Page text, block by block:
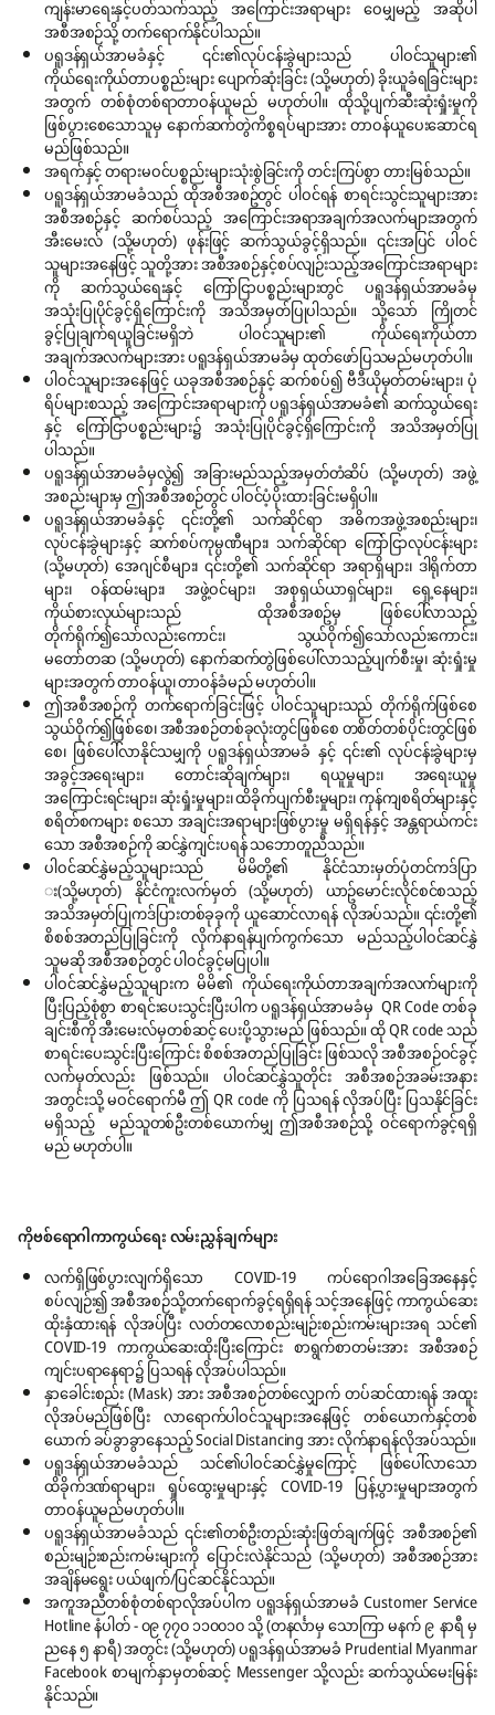
ကျန်းမာရေးနှင့်ပတ်သက်သည့် အကြောင်းအရာများ ဝေမျှမည့် အဆိုပါ
အစီအစဉ်သို့ တက်ရောက်နိုင်ပါသည်။
ပရူဒန်ရှယ်အာမခံနှင့် ၎င်း၏လုပ်ငန်းခွဲများသည် ပါဝင်သူများ၏
ကိုယ်ရေးကိုယ်တာပစ္စည်းများ ပျောက်ဆုံးခြင်း (သို့မဟုတ်) ခိုးယူခံရခြင်းများ
အတွက် တစ်စုံတစ်ရာတာဝန်ယူမည် မဟုတ်ပါ။ ထိုသို့ပျက်ဆီးဆုံးရှုံးမှုကို
ဖြစ်ပွားစေသောသူမှ နောက်ဆက်တွဲကိစ္စရပ်များအား တာဝန်ယူပေးဆောင်ရ
မည်ဖြစ်သည်။
အရက်နှင့် တရားမဝင်ပစ္စည်းများသုံးစွဲခြင်းကို တင်းကြပ်စွာ တားမြစ်သည်။
ပရူဒန်ရှယ်အာမခံသည် ထိုအစီအစဥ်တွင် ပါဝင်ရန် စာရင်းသွင်းသူများအား
အစီအစဉ်နှင့် ဆက်စပ်သည့် အကြောင်းအရာအချက်အလက်များအတွက်
အီးမေးလ် (သို့မဟုတ်) ဖုန်းဖြင့် ဆက်သွယ်ခွင့်ရှိသည်။ ၎င်းအပြင် ပါဝင်
သူများအနေဖြင့် သူတို့အား အစီအစဉ်နှင့်စပ်လျဉ်းသည့်အကြောင်းအရာများ
ကို ဆက်သွယ်ရေးနှင့် ကြော်ငြာပစ္စည်းများတွင် ပရူဒန်ရှယ်အာမခံမှ
အသုံးပြုပိုင်ခွင့်ရှိကြောင်းကို အသိအမှတ်ပြုပါသည်။ သို့သော် ကြိုတင်
ခွင့်ပြုချက်ရယူခြင်းမရှိဘဲ ပါဝင်သူများ၏ ကိုယ်ရေးကိုယ်တာ
အချက်အလက်များအား ပရူဒန်ရှယ်အာမခံမှ ထုတ်ဖော်ပြသမည်မဟုတ်ပါ။
ပါဝင်သူများအနေဖြင့် ယခုအစီအစဉ်နှင့် ဆက်စပ်၍ ဗီဒီယိုမှတ်တမ်းများ၊ ပုံ
ရိပ်များစသည့် အကြောင်းအရာများကို ပရူဒန်ရှယ်အာမခံ၏ ဆက်သွယ်ရေး
နှင့် ကြော်ငြာပစ္စည်းများ၌ အသုံးပြုပိုင်ခွင့်ရှိကြောင်းကို အသိအမှတ်ပြု
ပါသည်။
ပရူဒန်ရှယ်အာမခံမှလွဲ၍ အခြားမည်သည့်အမှတ်တံဆိပ် (သို့မဟုတ်) အဖွဲ့
အစည်းများမှ ဤအစီအစဉ်တွင် ပါဝင်ပံ့ပိုးထားခြင်းမရှိ‌ပါ။
ပရူဒန်ရှယ်အာမခံနှင့် ၎င်းတို့၏ သက်ဆိုင်ရာ အဓိကအဖွဲ့အစည်းများ၊
လုပ်ငန်းခွဲများနှင့် ဆက်စပ်ကုမ္ပဏီများ၊ သက်ဆိုင်ရာ ကြော်ငြာလုပ်ငန်းများ
(သို့မဟုတ်) အေဂျင်စီများ၊ ၎င်းတို့၏ သက်ဆိုင်ရာ အရာရှိများ၊ ဒါရိုက်တာ
များ၊ ဝန်ထမ်းများ၊ အဖွဲ့ဝင်များ၊ အစုရှယ်ယာရှင်များ၊ ရှေ့နေများ၊
ကိုယ်စားလှယ်များသည် ထိုအစီအစဥ်မှ ဖြစ်ပေါ်လာသည့်
တိုက်ရိုက်၍သော်လည်းကောင်း၊ သွယ်ဝိုက်၍သော်လည်းကောင်း၊
မတော်တဆ (သို့မဟုတ်) နောက်ဆက်တွဲဖြစ်ပေါ်လာသည့်ပျက်စီးမှု၊ ဆုံးရှုံးမှု
များအတွက် တာဝန်ယူ၊ တာဝန်ခံမည် မဟုတ်ပါ။
ဤအစီအစဉ်ကို တက်ရောက်ခြင်းဖြင့် ပါဝင်သူများသည် တိုက်ရိုက်ဖြစ်စေ
သွယ်ဝိုက်၍ဖြစ်စေ၊ အစီအစဉ်တစ်ခုလုံးတွင်ဖြစ်စေ တစိတ်တစ်ပိုင်းတွင်ဖြစ်
စေ၊ ဖြစ်ပေါ်လာနိုင်သမျှကို ပရူဒန်ရှယ်အာမခံ နှင့် ၎င်း၏ လုပ်ငန်းခွဲများမှ
အခွင့်အရေးများ၊ တောင်းဆိုချက်များ၊ ရယူမှုများ၊ အရေးယူမှု
အကြောင်းရင်းများ၊ ဆုံးရှုံးမှုများ၊ ထိခိုက်ပျက်စီးမှုများ၊ ကုန်ကျစရိတ်များနှင့်
စရိတ်စကများ စသော အချင်းအရာများဖြစ်ပွားမှု မရှိရန်နှင့် အန္တရာယ်ကင်း
သော အစီအစဉ်ကို ဆင်နွှဲကျင်းပရန် သဘောတူညီသည်။
ပါဝင်ဆင်နွှဲမည့်သူများသည် မိမိတို့၏ နိုင်ငံသားမှတ်ပုံတင်ကဒ်ပြာ
း(သို့မဟုတ်) နိုင်ငံကူးလက်မှတ် (သို့မဟုတ်) ယာဥ်မောင်းလိုင်စင်စသည့်
အသိအမှတ်ပြုကဒ်ပြားတစ်ခုခုကို ယူဆောင်လာရန် လိုအပ်သည်။ ၎င်းတို့၏
စိစစ်အတည်ပြုခြင်းကို လိုက်နာရန်ပျက်ကွက်သော မည်သည့်ပါဝင်ဆင်နွှဲ
သူမဆို အစီအစဉ်တွင် ပါဝင်ခွင့်မပြုပါ။
ပါဝင်ဆင်နွှဲမည့်သူများက မိမိ၏ ကိုယ်ရေးကိုယ်တာအချက်အလက်များကို
ပြီးပြည့်စုံစွာ စာရင်းပေးသွင်းပြီးပါက ပရူဒန်ရှယ်အာမခံမှ QR Code တစ်ခု
ချင်းစီကို အီးမေးလ်မှတစ်ဆင့် ပေးပို့သွားမည် ဖြစ်သည်။ ထို QR code သည်
စာရင်းပေးသွင်းပြီးကြောင်း စိစစ်အတည်ပြုခြင်း ဖြစ်သလို အစီအစဉ်ဝင်ခွင့်
လက်မှတ်လည်း ဖြစ်သည်။ ပါဝင်ဆင်နွှဲသူတိုင်း အစီအစဉ်အခမ်းအနား
အတွင်းသို့ မဝင်ရောက်မီ ဤ QR code ကို ပြသရန် လိုအပ်ပြီး ပြသနိုင်ခြင်း
မရှိသည့် မည်သူတစ်ဦးတစ်ယောက်မျှ ဤအစီအစဉ်သို့ ဝင်ရောက်ခွင့်ရရှိ
မည် မဟုတ်ပါ။
ကိုဗစ်ရောဂါကာကွယ်ရေး လမ်းညွှန်ချက်များ
လက်ရှိဖြစ်ပွားလျက်ရှိသော COVID-19 ကပ်‌ရောဂါအခြေအနေနှင့်
စပ်လျဉ်း၍ အစီအစဉ်သို့တက်ရောက်ခွင့်ရရှိရန် သင့်အနေဖြင့် ကာကွယ်ဆေး
ထိုးနှံထားရန် လိုအပ်ပြီး လတ်တလောစည်းမျဉ်းစည်းကမ်းများအရ သင်၏
COVID-19 ကာကွယ်ဆေးထိုးပြီးကြောင်း စာရွက်စာတမ်းအား အစီအစဉ်
ကျင်းပရာနေရာ၌ ပြသရန် လိုအပ်ပါသည်။
နှာခေါင်းစည်း (Mask) အား အစီအစဉ်တစ်လျှောက် တပ်ဆင်ထားရန် အထူး
လိုအပ်မည်ဖြစ်ပြီး လာရောက်ပါဝင်သူများအနေဖြင့် တစ်ယောက်နှင့်တစ်
ယောက် ခပ်ခွာခွာနေသည့် Social Distancing အား လိုက်နာရန်လိုအပ်သည်။
ပရူဒန်ရှယ်အာမခံသည် သင်၏ပါဝင်ဆင်နွှဲမှုကြောင့် ဖြစ်ပေါ်လာသော
ထိခိုက်ဒဏ်ရာများ၊ ရှုပ်ထွေးမှုများနှင့် COVID-19 ပြန့်ပွားမှုများအတွက်
တာဝန်ယူမည်မဟုတ်ပါ။
ပရူဒန်ရှယ်အာမခံသည် ၎င်း၏တစ်ဦးတည်းဆုံးဖြတ်ချက်ဖြင့် အစီအစဉ်၏
စည်းမျဉ်းစည်းကမ်းများကို ပြောင်းလဲနိုင်သည် (သို့မဟုတ်) အစီအစဉ်အား
အချိန်မရွေး ပယ်ဖျက်/ပြင်ဆင်နိုင်သည်။
အကူအညီတစ်စုံတစ်ရာလိုအပ်ပါက ပရူဒန်ရှယ်အာမခံ Customer Service
Hotline နံပါတ် - ၀၉ ၇၇၀ ၁၁၀၀၁၀ သို့ (တနင်္လာမှ သောကြာ မနက် ၉ နာရီ မှ
ညနေ ၅ နာရီ) အတွင်း (သို့မဟုတ်) ပရူဒန်ရှယ်အာမခံ Prudential Myanmar
Facebook စာမျက်နှာမှတစ်ဆင့် Messenger သို့လည်း ဆက်သွယ်မေးမြန်း
နိုင်သည်။